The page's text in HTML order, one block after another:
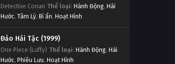
Detective Conan Thể loại: Hành Động, Hài
Hước, Tâm Lý, Bí ẩn, Hoạt Hình
Đảo Hải Tặc (1999)
One Piece (Luffy) Thể loại: Hành Động, Hài
Hước, Phiêu Lưu, Hoạt Hình